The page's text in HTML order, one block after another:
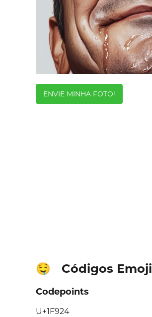
ENVIE MINHA FOTO!
🤤 Códigos Emoji
Codepoints
U+1F924